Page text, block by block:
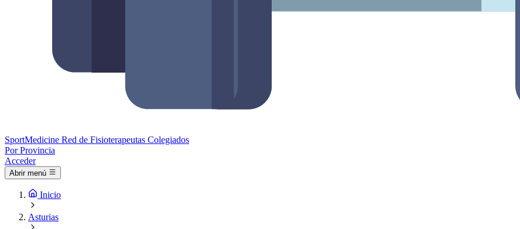
SportMedicine Red de Fisioterapeutas Colegiados
Por Provincia
Acceder
Abrir menú
Inicio
Asturias